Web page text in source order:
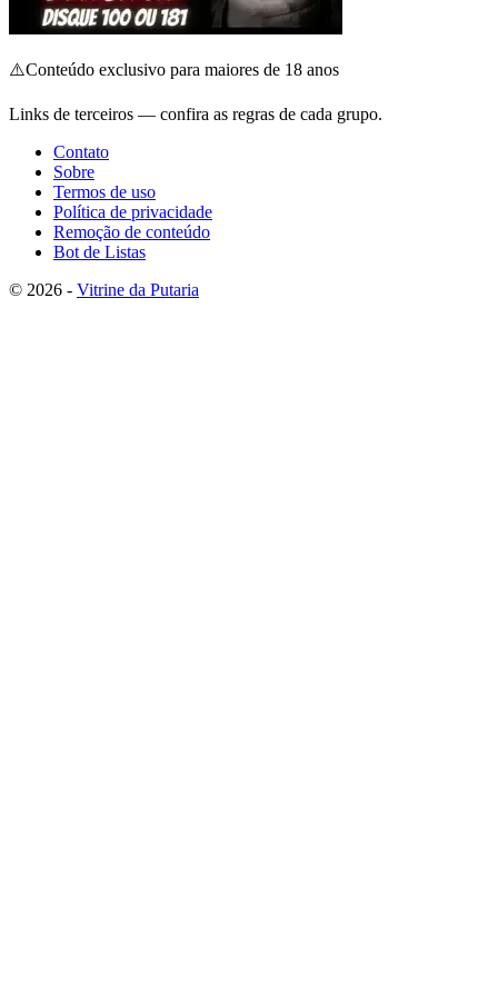
⚠️Conteúdo exclusivo para maiores de 18 anos
Links de terceiros — confira as regras de cada grupo.
Contato
Sobre
Termos de uso
Política de privacidade
Remoção de conteúdo
Bot de Listas
© 2026 - Vitrine da Putaria